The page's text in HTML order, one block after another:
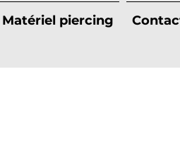
Matériel piercing